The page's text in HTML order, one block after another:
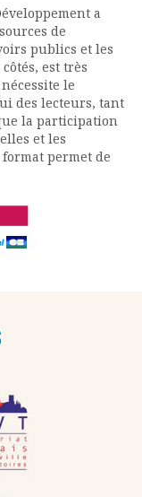
a
de
publics et les
est très
le
des lecteurs, tant
la participation
et les
permet de